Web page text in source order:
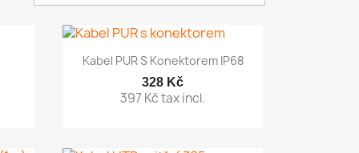
 Rychlý náhled
Kabel PUR S Konektorem IP68
328 Kč
397 Kč tax incl.